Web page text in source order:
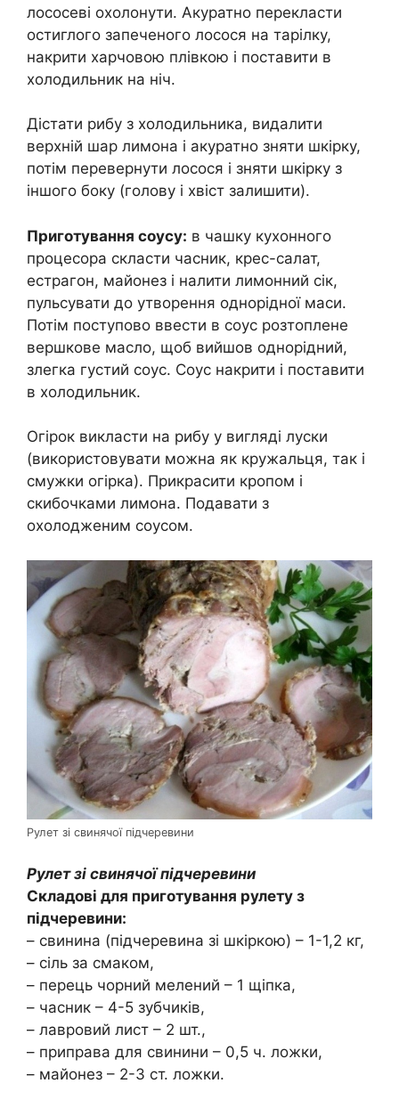
лососеві охолонути. Акуратно перекласти
остиглого запеченого лосося на тарілку,
накрити харчовою плівкою і поставити в
холодильник на ніч.
Дістати рибу з холодильника, видалити
верхній шар лимона і акуратно зняти шкірку,
потім перевернути лосося і зняти шкірку з
іншого боку (голову і хвіст залишити).
Приготування соусу: в чашку кухонного
процесора скласти часник, крес-салат,
естрагон, майонез і налити лимонний сік,
пульсувати до утворення однорідної маси.
Потім поступово ввести в соус розтоплене
вершкове масло, щоб вийшов однорідний,
злегка густий соус. Соус накрити і поставити
в холодильник.
Огірок викласти на рибу у вигляді луски
(використовувати можна як кружальця, так і
смужки огірка). Прикрасити кропом і
скибочками лимона. Подавати з
охолодженим соусом.
Рулет зі свинячої підчеревини
Рулет зі свинячої підчеревини
Складові для приготування рулету з
підчеревини:
– свинина (підчеревина зі шкіркою) – 1-1,2 кг,
– сіль за смаком,
– перець чорний мелений – 1 щіпка,
– часник – 4-5 зубчиків,
– лавровий лист – 2 шт.,
– приправа для свинини – 0,5 ч. ложки,
– майонез – 2-3 ст. ложки.